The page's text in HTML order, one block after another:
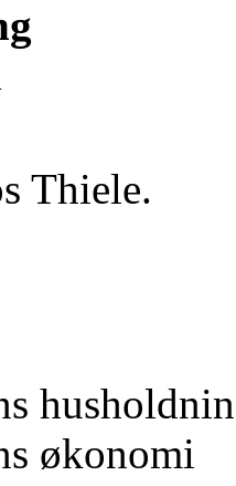
Thiele.
økonomi